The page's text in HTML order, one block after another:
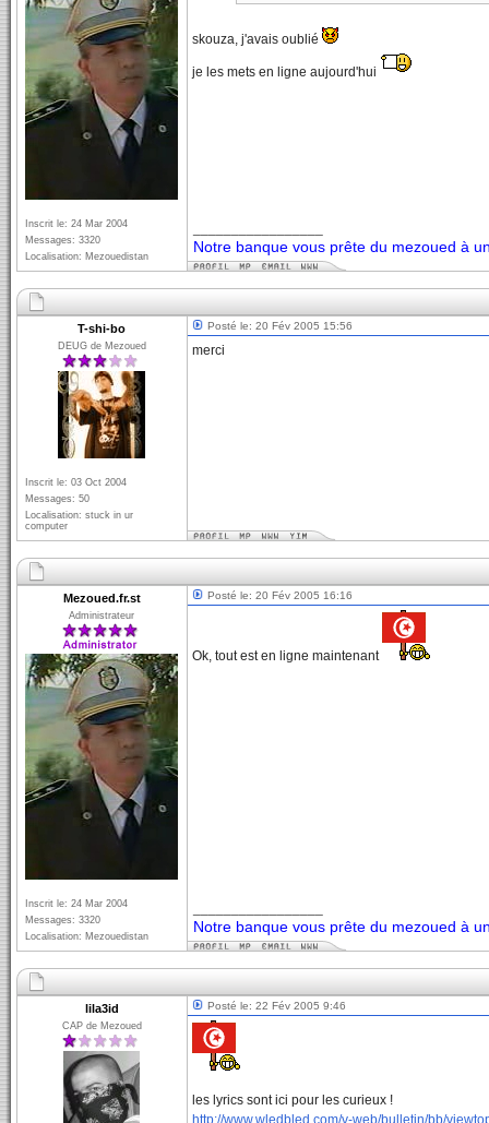
Inscrit le: 24 Mar 2004
Messages: 3320
Localisation: Mezouedistan
skouza, j'avais oublié
je les mets en ligne aujourd'hui
Notre banque vous prête du mezoued à
T-shi-bo
DEUG de Mezoued
Inscrit le: 03 Oct 2004
Messages: 50
Localisation: stuck in ur
computer
Posté le: 20 Fév 2005 15:56
merci
Mezoued.fr.st
Administrateur
Inscrit le: 24 Mar 2004
Messages: 3320
Localisation: Mezouedistan
Posté le: 20 Fév 2005 16:16
Ok, tout est en ligne maintenant
Notre banque vous prête du mezoued à
lila3id
CAP de Mezoued
Posté le: 22 Fév 2005 9:46
les lyrics sont ici pour les curieux !
http://www.wledbled.com/v-web/bulletin/bb/